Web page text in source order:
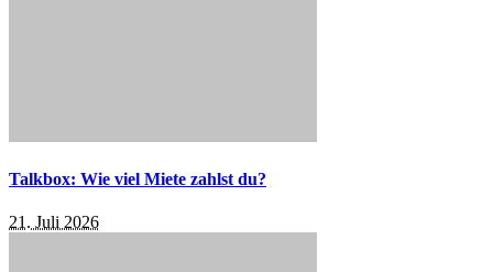
Talkbox: Wie viel Miete zahlst du?
21. Juli 2026